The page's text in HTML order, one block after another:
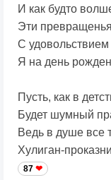
И как будто
Эти
С
Я на день
Пусть, как в
Будет шумный
Ведь в душе все
Хулиган-
87